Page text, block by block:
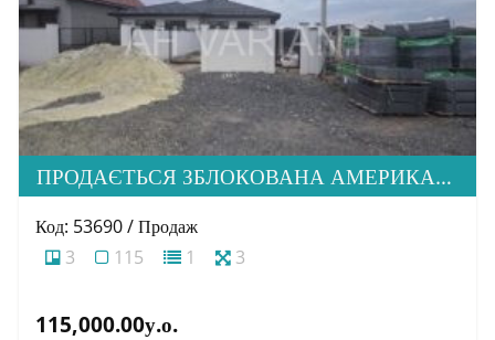
ПРОДАЄТЬСЯ ЗБЛОКОВАНА АМЕРИКАНКА НА СТАДІЇ БУДІВНИЦТВА В М. УЖГОРОД
Код: 53690 / Продаж
3
115 1 3
115,000.00у.о.